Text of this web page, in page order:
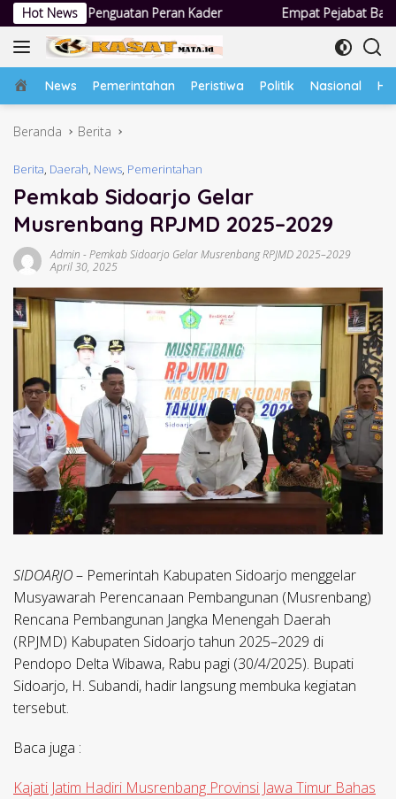
Langsung
ke
konten
Hot News
Peran Kader Empat Pejabat Baru Pemdes Semampir
Home
News Pemerintahan Peristiwa Politik Nasional
Beranda Berita
Berita, Daerah, News, Pemerintahan
Pemkab Sidoarjo Gelar
Musrenbang RPJMD 2025–2029
Admin -Pemkab Sidoarjo Gelar Musrenbang RPJMD 2025–2029
April 30, 2025
SIDOARJO– Pemerintah Kabupaten Sidoarjo menggelar
Musyawarah Perencanaan Pembangunan (Musrenbang)
Rencana Pembangunan Jangka Menengah Daerah
(RPJMD) Kabupaten Sidoarjo tahun 2025–2029 di
Pendopo Delta Wibawa, Rabu pagi (30/4/2025). Bupati
Sidoarjo, H. Subandi, hadir langsung membuka kegiatan
tersebut.
Baca juga :
Kajati Jatim Hadiri Musrenbang Provinsi Jawa Timur Bahas